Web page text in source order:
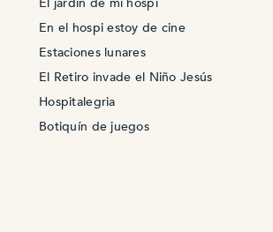
En el hospi estoy de cine
Estaciones lunares
El Retiro invade el Niño Jesús
Hospitalegria
Botiquín de juegos